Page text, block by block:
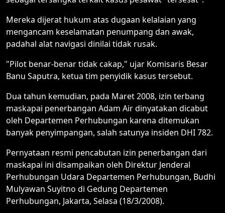
Mereka dijerat hukum atas dugaan kelalaian yang
mengancam keselamatan penumpang dan awak,
padahal alat navigasi dinilai tidak rusak.
"Pilot benar-benar tidak cakap," ujar Komisaris Besar
Banu Saputra, ketua tim penyidik kasus tersebut.
Dua tahun kemudian, pada Maret 2008, izin terbang
maskapai penerbangan Adam Air dinyatakan dicabut
oleh Departemen Perhubungan karena ditemukan
banyak penyimpangan, salah satunya insiden DHI 782.
Pernyataan resmi pencabutan izin penerbangan dari
maskapai ini disampaikan oleh Direktur Jenderal
Perhubungan Udara Departemen Perhubungan, Budhi
Mulyawan Suyitno di Gedung Departemen
Perhubungan, Jakarta, Selasa (18/3/2008).